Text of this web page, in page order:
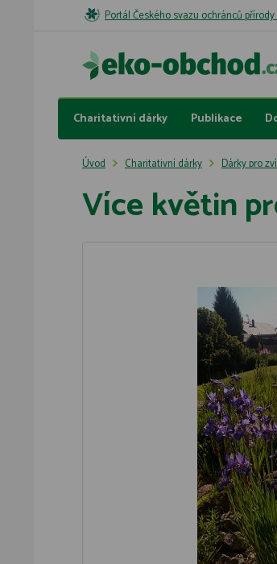
Portál Českého svazu ochránců
Charitativní dárky Publikace
Úvod Charitativní dárky Dárky pro
Více květin